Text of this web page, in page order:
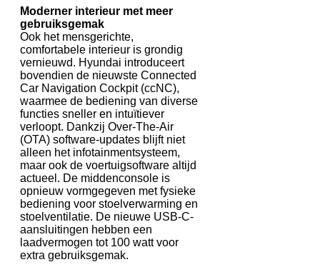
Moderner interieur met meer
gebruiksgemak
Ook het mensgerichte,
comfortabele interieur is grondig
vernieuwd. Hyundai introduceert
bovendien de nieuwste Connected
Car Navigation Cockpit (ccNC),
waarmee de bediening van diverse
functies sneller en intuïtiever
verloopt. Dankzij Over-The-Air
(OTA) software-updates blijft niet
alleen het infotainmentsysteem,
maar ook de voertuigsoftware altijd
actueel. De middenconsole is
opnieuw vormgegeven met fysieke
bediening voor stoelverwarming en
stoelventilatie. De nieuwe USB-C-
aansluitingen hebben een
laadvermogen tot 100 watt voor
extra gebruiksgemak.